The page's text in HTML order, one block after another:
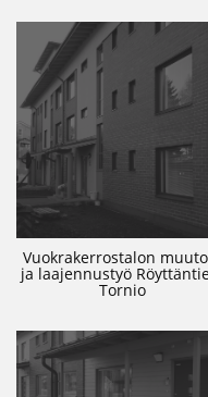
Vuokrakerrostalon
ja laajennustyö
Tornio